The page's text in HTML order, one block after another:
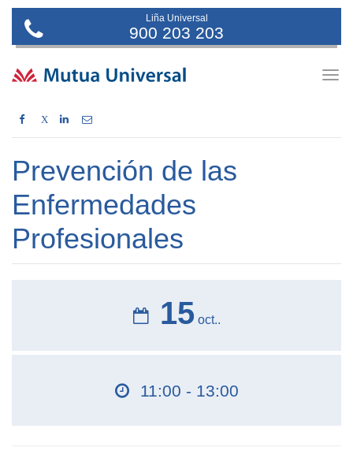
Liña Universal
900 203 203
X
Prevención de las
Enfermedades
Profesionales
15 oct..
11:00 - 13:00